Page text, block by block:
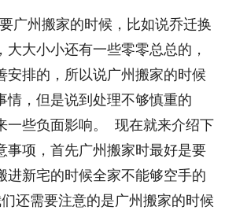
广州搬家的时候，比如说乔迁换
大大小小还有一些零零总总的，
安排的，所以说广州搬家的时候
情，但是说到处理不够慎重的
一些负面影响。 现在就来介绍下
事项，首先广州搬家时最好是要
进新宅的时候全家不能够空手的
还需要注意的是广州搬家的时候